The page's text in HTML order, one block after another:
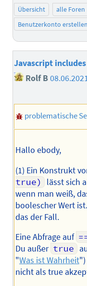
Übersicht alle Foren
Benutzerkonto erstellen
Javascript
Rolf B
problematische
Hallo ebody,
(1) Ein Konstrukt
true)
lässt sich
wenn man weiß,
boolescher Wert
das der Fall.
Eine Abfrage auf
Du außer true
"Was ist Wahrheit")
nicht als true